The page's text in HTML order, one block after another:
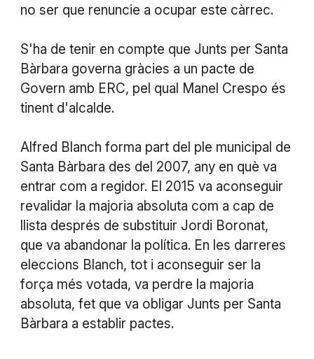
no ser que renuncie a ocupar este càrrec.
S'ha de tenir en compte que Junts per Santa
Bàrbara governa gràcies a un pacte de
Govern amb ERC, pel qual Manel Crespo és
tinent d'alcalde.
Alfred Blanch forma part del ple municipal de
Santa Bàrbara des del 2007, any en què va
entrar com a regidor. El 2015 va aconseguir
revalidar la majoria absoluta com a cap de
llista després de substituir Jordi Boronat,
que va abandonar la política. En les darreres
eleccions Blanch, tot i aconseguir ser la
força més votada, va perdre la majoria
absoluta, fet que va obligar Junts per Santa
Bàrbara a establir pactes.